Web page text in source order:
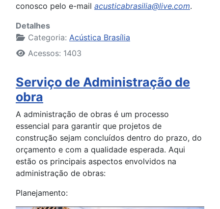
conosco pelo e-mail acusticabrasilia@live.com.
Detalhes
Categoria: Acústica Brasília
Acessos: 1403
Serviço de Administração de
obra
A administração de obras é um processo
essencial para garantir que projetos de
construção sejam concluídos dentro do prazo, do
orçamento e com a qualidade esperada. Aqui
estão os principais aspectos envolvidos na
administração de obras:
Planejamento: